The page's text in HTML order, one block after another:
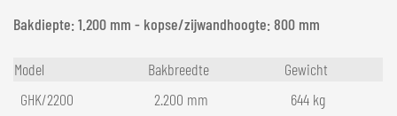
Bakdiepte: 1.200 mm - kopse/zijwandhoogte: 800 mm
Model Bakbreedte
Gewicht
GHK/2200
2.200 mm
644 kg